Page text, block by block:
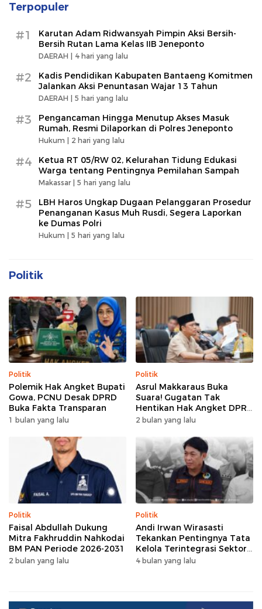
Terpopuler
#1
Karutan Adam Ridwansyah Pimpin Aksi Bersih-
Bersih Rutan Lama Kelas IIB Jeneponto
DAERAH | 4 hari yang lalu
#2
Kadis Pendidikan Kabupaten Bantaeng Komitmen
Jalankan Aksi Penuntasan Wajar 13 Tahun
DAERAH | 5 hari yang lalu
#3
Pengancaman Hingga Menutup Akses Masuk
Rumah, Resmi Dilaporkan di Polres Jeneponto
Hukum | 2 hari yang lalu
#4
Ketua RT 05/RW 02, Kelurahan Tidung Edukasi
Warga tentang Pentingnya Pemilahan Sampah
Makassar | 5 hari yang lalu
#5
LBH Haros Ungkap Dugaan Pelanggaran Prosedur
Penanganan Kasus Muh Rusdi, Segera Laporkan
ke Dumas Polri
Hukum | 5 hari yang lalu
Politik
Politik
Polemik Hak Angket Bupati
Gowa, PCNU Desak DPRD
Buka Fakta Transparan
1 bulan yang lalu
Politik
Asrul Makkaraus Buka
Suara! Gugatan Tak
Hentikan Hak Angket DPRD
Gowa
2 bulan yang lalu
Politik
Faisal Abdullah Dukung
Mitra Fakhruddin Nahkodai
BM PAN Periode 2026-2031
2 bulan yang lalu
Politik
Andi Irwan Wirasasti
Tekankan Pentingnya Tata
Kelola Terintegrasi Sektor
Peternakan Sulsel
4 bulan yang lalu